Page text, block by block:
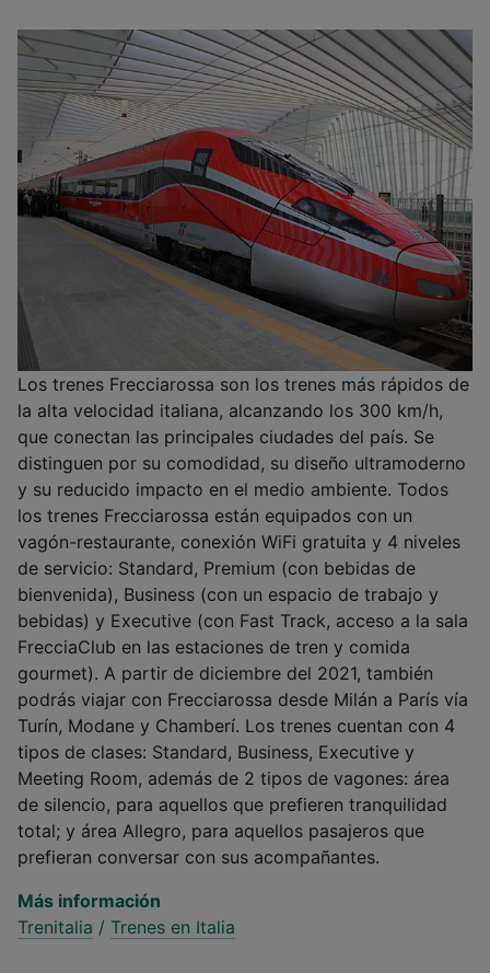
Los trenes Frecciarossa son los trenes más rápidos de
la alta velocidad italiana, alcanzando los 300 km/h,
que conectan las principales ciudades del país. Se
distinguen por su comodidad, su diseño ultramoderno
y su reducido impacto en el medio ambiente. Todos
los trenes Frecciarossa están equipados con un
vagón-restaurante, conexión WiFi gratuita y 4 niveles
de servicio: Standard, Premium (con bebidas de
bienvenida), Business (con un espacio de trabajo y
bebidas) y Executive (con Fast Track, acceso a la sala
FrecciaClub en las estaciones de tren y comida
gourmet). A partir de diciembre del 2021, también
podrás viajar con Frecciarossa desde Milán a París vía
Turín, Modane y Chamberí. Los trenes cuentan con 4
tipos de clases: Standard, Business, Executive y
Meeting Room, además de 2 tipos de vagones: área
de silencio, para aquellos que prefieren tranquilidad
total; y área Allegro, para aquellos pasajeros que
prefieran conversar con sus acompañantes.
Más información
Trenitalia / Trenes en Italia